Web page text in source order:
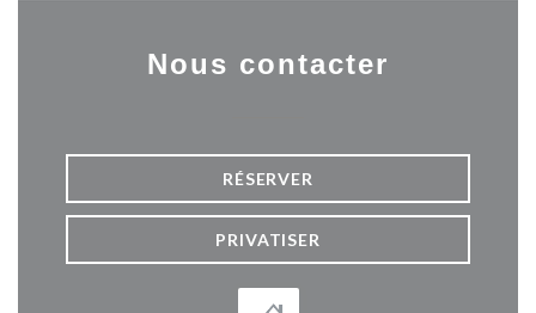
Nous contacter
RÉSERVER
PRIVATISER